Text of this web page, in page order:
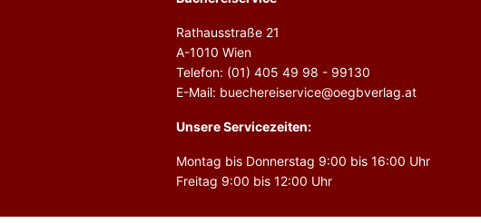
Rathausstraße 21
A-1010 Wien
Telefon: (01) 405 49 98 - 99130
E-Mail: buechereiservice@oegbverlag.at
Unsere Servicezeiten:
Montag bis Donnerstag 9:00 bis 16:00 Uhr
Freitag 9:00 bis 12:00 Uhr